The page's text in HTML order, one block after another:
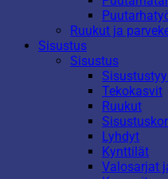
Ruukut ja
Sisustus
Sisustus
Tekokasvit
Ruukut
Lyhdyt
Kynttilät
Valosarjat